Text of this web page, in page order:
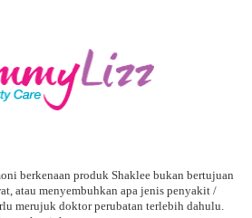
berkenaan produk Shaklee bukan bertujuan
atau menyembuhkan apa jenis penyakit /
merujuk doktor perubatan terlebih dahulu.